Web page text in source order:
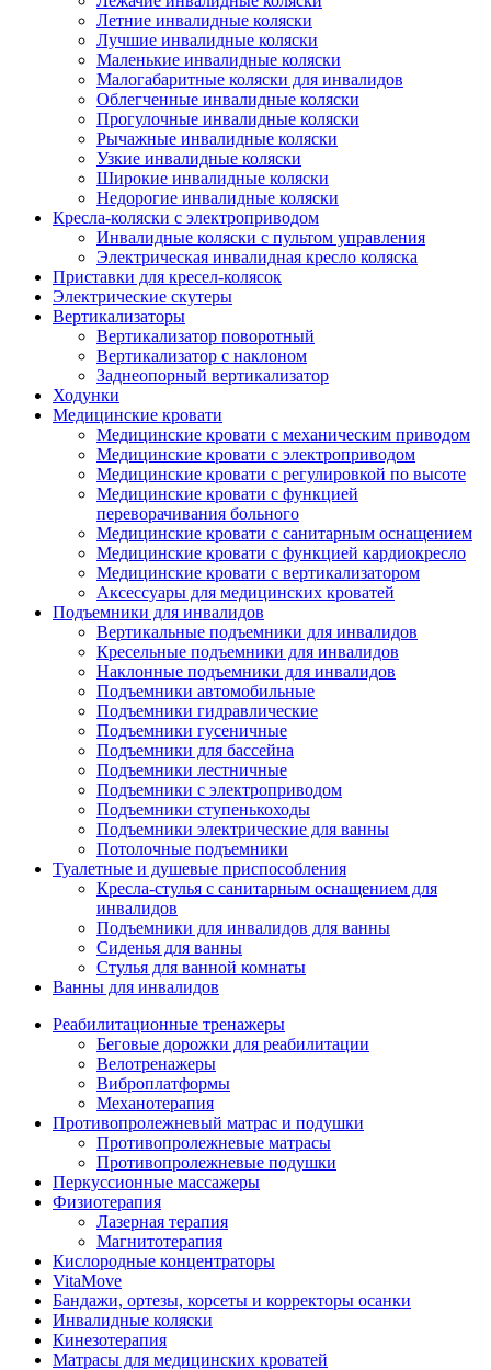
Летние инвалидные коляски
Лучшие инвалидные коляски
Маленькие инвалидные коляски
Малогабаритные коляски для инвалидов
Облегченные инвалидные коляски
Прогулочные инвалидные коляски
Рычажные инвалидные коляски
Узкие инвалидные коляски
Широкие инвалидные коляски
Недорогие инвалидные коляски
Кресла-коляски с электроприводом
Инвалидные коляски с пультом управления
Электрическая инвалидная кресло коляска
Приставки для кресел-колясок
Электрические скутеры
Вертикализаторы
Вертикализатор поворотный
Вертикализатор с наклоном
Заднеопорный вертикализатор
Ходунки
Медицинские кровати
Медицинские кровати с механическим приводом
Медицинские кровати с электроприводом
Медицинские кровати с регулировкой по высоте
Медицинские кровати с функцией
переворачивания больного
Медицинские кровати с санитарным оснащением
Медицинские кровати с функцией кардиокресло
Медицинские кровати с вертикализатором
Аксессуары для медицинских кроватей
Подъемники для инвалидов
Вертикальные подъемники для инвалидов
Кресельные подъемники для инвалидов
Наклонные подъемники для инвалидов
Подъемники автомобильные
Подъемники гидравлические
Подъемники гусеничные
Подъемники для бассейна
Подъемники лестничные
Подъемники с электроприводом
Подъемники ступенькоходы
Подъемники электрические для ванны
Потолочные подъемники
Туалетные и душевые приспособления
Кресла-стулья с санитарным оснащением для
инвалидов
Подъемники для инвалидов для ванны
Сиденья для ванны
Стулья для ванной комнаты
Ванны для инвалидов
Реабилитационные тренажеры
Беговые дорожки для реабилитации
Велотренажеры
Виброплатформы
Механотерапия
Противопролежневый матрас и подушки
Противопролежневые матрасы
Противопролежневые подушки
Перкуссионные массажеры
Физиотерапия
Лазерная терапия
Магнитотерапия
Кислородные концентраторы
VitaMove
Бандажи, ортезы, корсеты и корректоры осанки
Инвалидные коляски
Кинезотерапия
Матрасы для медицинских кроватей